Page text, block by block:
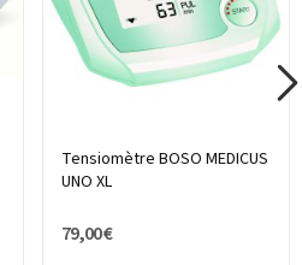
Tensiomètre BOSO MEDICUS
UNO XL
79,00 €